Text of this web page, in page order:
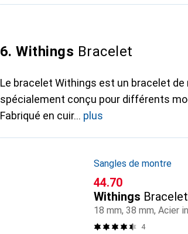
6. Withings Bracelet
Le bracelet Withings est un bracelet
spécialement conçu pour différents
Fabriqué en cuir
plus
Sangles de montre
CHF
44.70
Withings Bracelet
18 mm, 38 mm, Acier
4